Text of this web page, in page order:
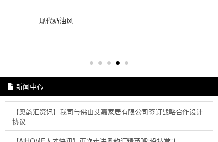
现代奶油风
新闻中心
【奥韵汇资讯】我司与佛山艾嘉家居有限公司签订战略合作设计
协议